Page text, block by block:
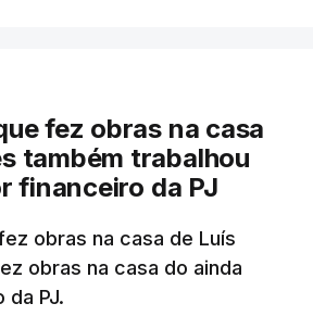
fez obras na casa
também trabalhou
financeiro da PJ
obras na casa de Luís
obras na casa do ainda
PJ.